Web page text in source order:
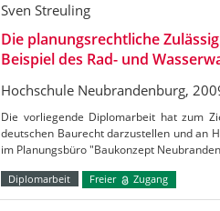
Sven Streuling
Die planungsrechtliche
Beispiel des Rad- und
Hochschule Neubrandenburg,
Die vorliegende Diplomarbeit hat zum
deutschen Baurecht darzustellen und an
im Planungsbüro "Baukonzept
Diplomarbeit Freier Zugang